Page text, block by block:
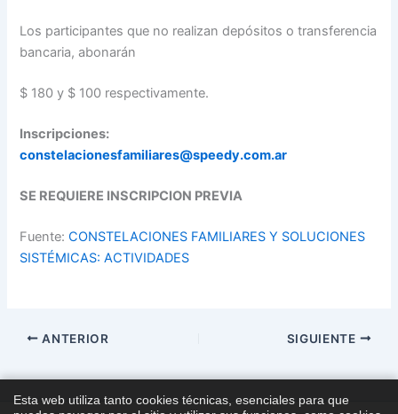
Los participantes que no realizan depósitos o transferencia
bancaria, abonarán
$ 180 y $ 100 respectivamente.
Inscripciones:
constelacionesfamiliares@speedy.com.ar
SE REQUIERE INSCRIPCION PREVIA
Fuente:CONSTELACIONES FAMILIARES Y SOLUCIONES
SISTÉMICAS: ACTIVIDADES
ANTERIOR SIGUIENTE
Esta web utiliza tanto cookies técnicas, esenciales para que